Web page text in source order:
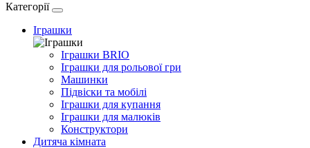
Категорії
Іграшки
Іграшки BRIO
Іграшки для рольової гри
Машинки
Підвіски та мобілі
Іграшки для купання
Іграшки для малюків
Конструктори
Дитяча кімната